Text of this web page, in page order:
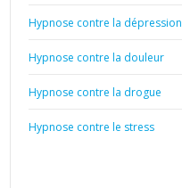
Hypnose contre la dépression
Hypnose contre la douleur
Hypnose contre la drogue
Hypnose contre le stress